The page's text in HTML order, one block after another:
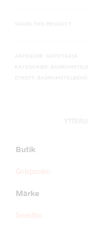
Butik
Golvpoolen
Märke
Smedbo